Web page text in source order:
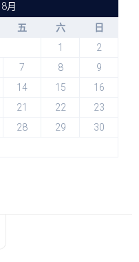
月
五 六
日
1
2
7 8
9
14 15
16
21 22
23
28 29
30